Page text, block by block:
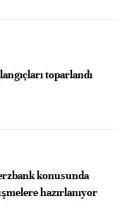
toparlandı
konusunda
hazırlanıyor